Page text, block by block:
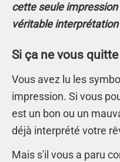
cette seule
véritable
Si ça ne vous
Vous avez lu les
impression. Si vous
est un bon ou un
déjà interprété votre
Mais s'il vous a paru